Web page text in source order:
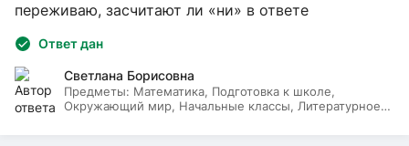
переживаю, засчитают ли «ни» в ответе
Ответ дан
Светлана Борисовна
Предметы: Математика, Подготовка к школе,
Окружающий мир, Начальные классы, Литературное